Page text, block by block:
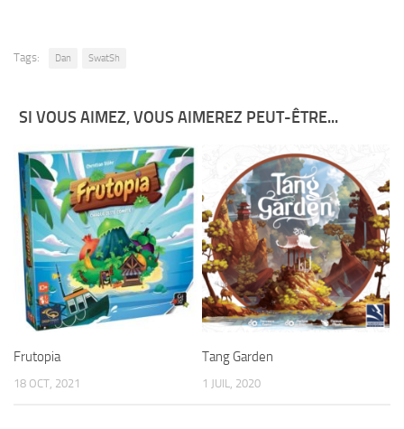
Tags: Dan SwatSh
SI VOUS AIMEZ, VOUS AIMEREZ PEUT-ÊTRE...
Frutopia
18 OCT, 2021
Tang Garden
1 JUIL, 2020